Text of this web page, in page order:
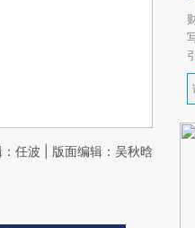
任波 | 版面编辑：吴秋晗